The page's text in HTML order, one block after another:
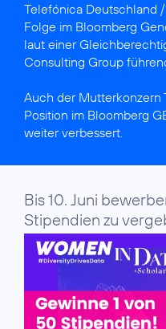
Telefónica Deutschland
Folge im Bloomberg
laut einer
Consulting Group
Auch der Mutterkonzern
Position im Bloomberg
weiter verbessert.
Bis 10. Juni
Stipendien zu